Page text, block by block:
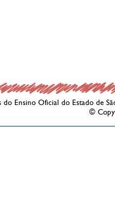
do Ensino Oficial do Estado de
©